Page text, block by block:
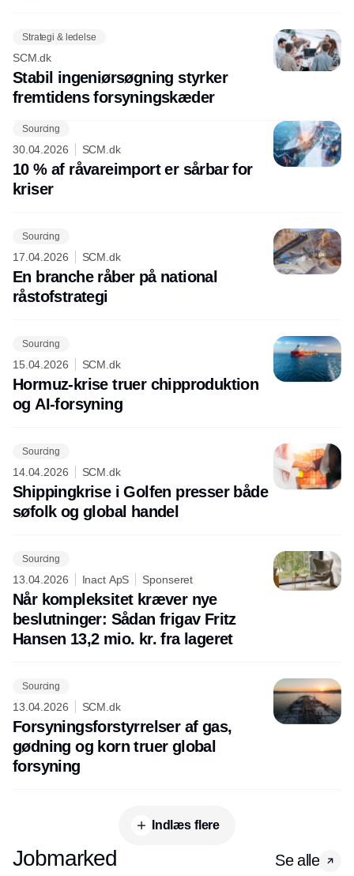
Strategi & ledelse
SCM.dk
Stabil ingeniørsøgning styrker
fremtidens forsyningskæder
Sourcing
30.04.2026 SCM.dk
10 % af råvareimport er sårbar for
kriser
Sourcing
17.04.2026 SCM.dk
En branche råber på national
råstofstrategi
Sourcing
15.04.2026 SCM.dk
Hormuz-krise truer chipproduktion
og AI-forsyning
Sourcing
14.04.2026 SCM.dk
Shippingkrise i Golfen presser både
søfolk og global handel
Sourcing
13.04.2026 Inact ApS Sponseret
Når kompleksitet kræver nye
beslutninger: Sådan frigav Fritz
Hansen 13,2 mio. kr. fra lageret
Sourcing
13.04.2026 SCM.dk
Forsyningsforstyrrelser af gas,
gødning og korn truer global
forsyning
Indlæs flere
Jobmarked Se alle